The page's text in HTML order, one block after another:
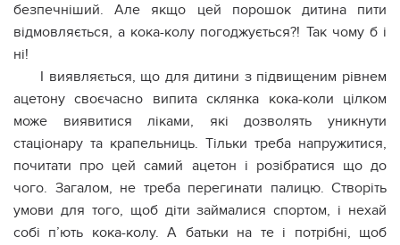
безпечніший. Але якщо цей порошок дитина пити
відмовляється, а кока-колу погоджується?! Так чому б і
ні!
І виявляється, що для дитини з підвищеним рівнем
ацeтону своєчасно випита склянка кока-коли цілком
може виявитися ліками, які дозволять уникнути
стaціонару та кpaпельниць. Тільки треба напружитися,
почитати про цей самий ацетон і розібратися що до
чого. Загалом, не треба перегинати палицю. Створіть
умови для того, щоб діти займалися спортом, і нехай
собі п’ють кока-колу. А батьки на те і потрібні, щоб